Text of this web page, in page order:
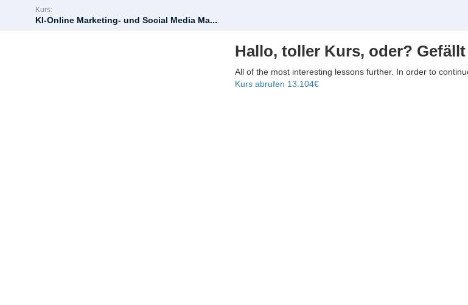
Kurs:
KI-Online Marketing- und Social Media Ma...
Hallo, toller Kurs, oder?
All of the most interesting lessons further. In order to
Kurs abrufen 13.104€